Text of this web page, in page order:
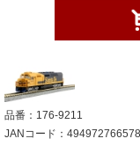
品番：176-9211
JANコード：